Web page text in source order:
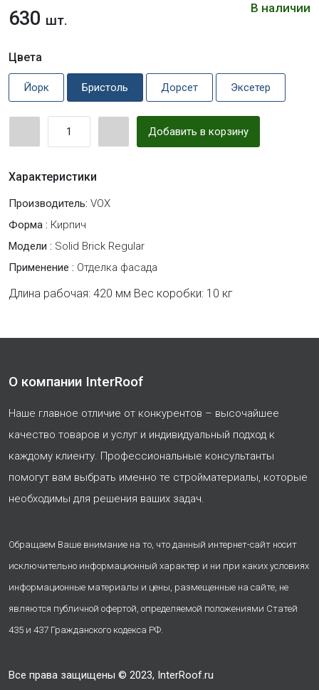
В наличии
630 шт.
Цвета
Йорк Бристоль Дорсет Эксетер
Добавить в корзину
Характеристики
Производитель: VOX
Форма : Кирпич
Модели : Solid Brick Regular
Применение : Отделка фасада
Длина рабочая: 420 мм Вес коробки: 10 кг
О компании InterRoof
Наше главное отличие от конкурентов – высочайшее
качество товаров и услуг и индивидуальный подход к
каждому клиенту. Профессиональные консультанты
помогут вам выбрать именно те стройматериалы, которые
необходимы для решения ваших задач.
Обращаем Ваше внимание на то, что данный интернет-сайт носит
исключительно информационный характер и ни при каких условиях
информационные материалы и цены, размещенные на сайте, не
являются публичной офертой, определяемой положениями Статей
435 и 437 Гражданского кодекса РФ.
Все права защищены © 2023, InterRoof.ru